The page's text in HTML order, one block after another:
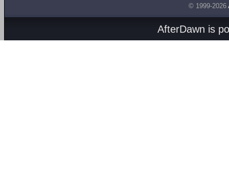
© 1999-2026
AfterDawn is